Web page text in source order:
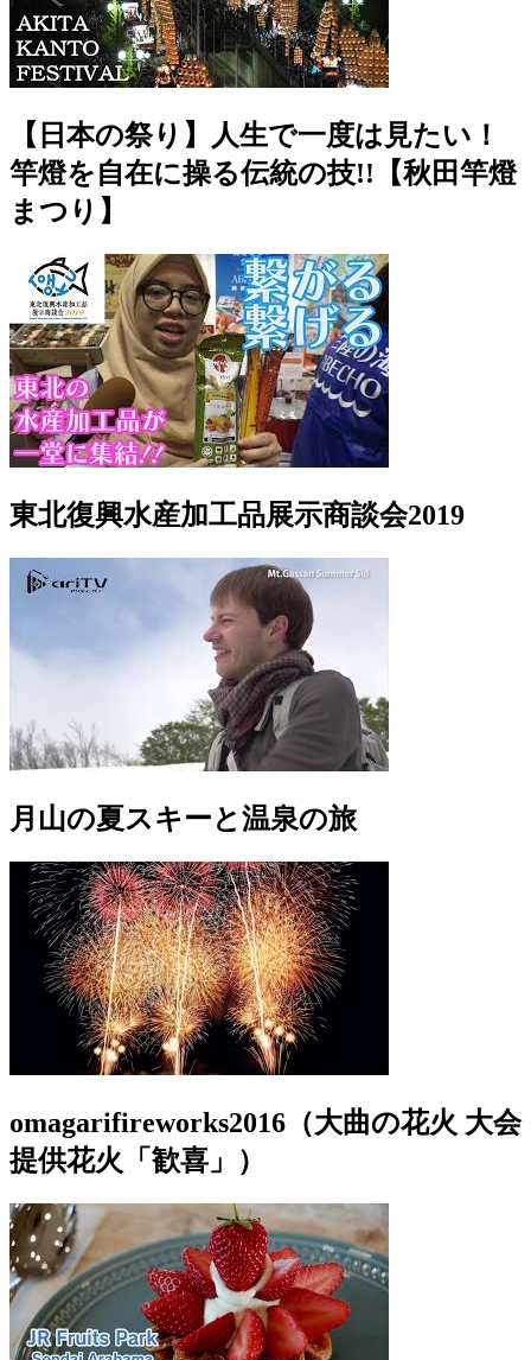
【日本の祭り】人生で一度は見たい！
竿燈を自在に操る伝統の技!!【秋田竿燈
まつり】
東北復興水産加工品展示商談会2019
月山の夏スキーと温泉の旅
omagarifireworks2016（大曲の花火 大会
提供花火「歓喜」）